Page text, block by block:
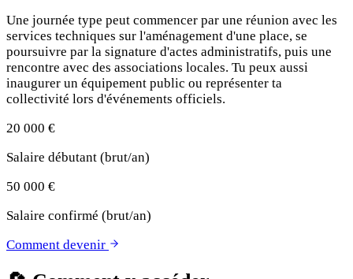
Une journée type peut commencer par une réunion avec les
services techniques sur l'aménagement d'une place, se
poursuivre par la signature d'actes administratifs, puis une
rencontre avec des associations locales. Tu peux aussi
inaugurer un équipement public ou représenter ta
collectivité lors d'événements officiels.
20 000 €
Salaire débutant (brut/an)
50 000 €
Salaire confirmé (brut/an)
Comment devenir